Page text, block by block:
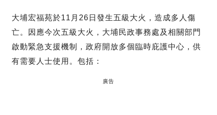
大埔宏福苑於11月26日發生五級大火，造成多人傷
亡。因應今次五級大火，大埔民政事務處及相關部門
啟動緊急支援機制，政府開放多個臨時庇護中心，供
有需要人士使用。包括：
廣告